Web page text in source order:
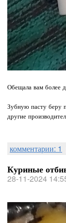
Обещала вам более
Зубную пасту беру
другие
комментарии: 1
Куриные
28-11-2024